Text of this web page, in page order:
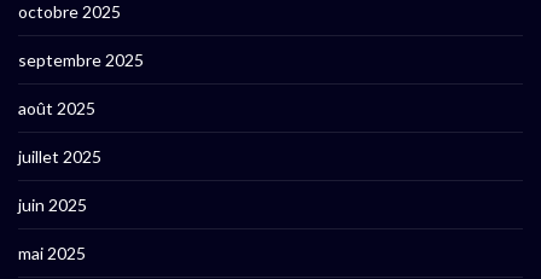
octobre 2025
septembre 2025
août 2025
juillet 2025
juin 2025
mai 2025